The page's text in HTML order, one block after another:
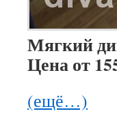
Мягкий
Цена от
(ещё…)